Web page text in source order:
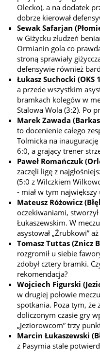
Olecko), a na dodatek
dobrze kierował
Sewak Safarjan
w Giżycku złudzeń
Ormianin gola co
stroną sprawiały
defensywie również
Łukasz Suchocki (OKS
a przede wszystkim
bramkach kolegów w
Stalowa Wola (3:2). Po
Marek Zawada
to docenienie całego
Tolmicka na inaugurację
6:0, a grający trener
Paweł Romańczuk
zaczęli ligę z
(5:0 z Wilczkiem
- miał w tym największy
Mateusz Różowicz
oczekiwaniami,
Łukaszewskim. W
asystował „Źrubkowi”
Tomasz Tuttas (Znicz
rozgromił u siebie
zdobył cztery bramki.
rekomendacja?
Wojciech Figurski
w drugiej połowie
spotkania. Poza tym, że
doliczonym czasie gry
„Jeziorowcom” trzy
Marcin Łukaszewski
z Pasymia stale